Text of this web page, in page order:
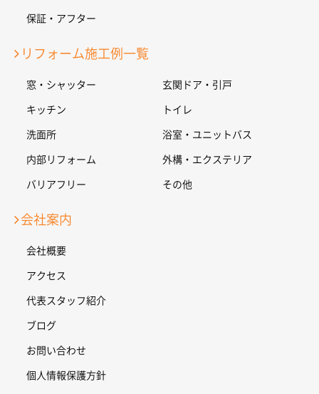
保証・アフター
リフォーム施工例一覧
窓・シャッター 玄関ドア・引戸
キッチン トイレ
洗面所 浴室・ユニットバス
内部リフォーム 外構・エクステリア
バリアフリー その他
会社案内
会社概要
アクセス
代表スタッフ紹介
ブログ
お問い合わせ
個人情報保護方針